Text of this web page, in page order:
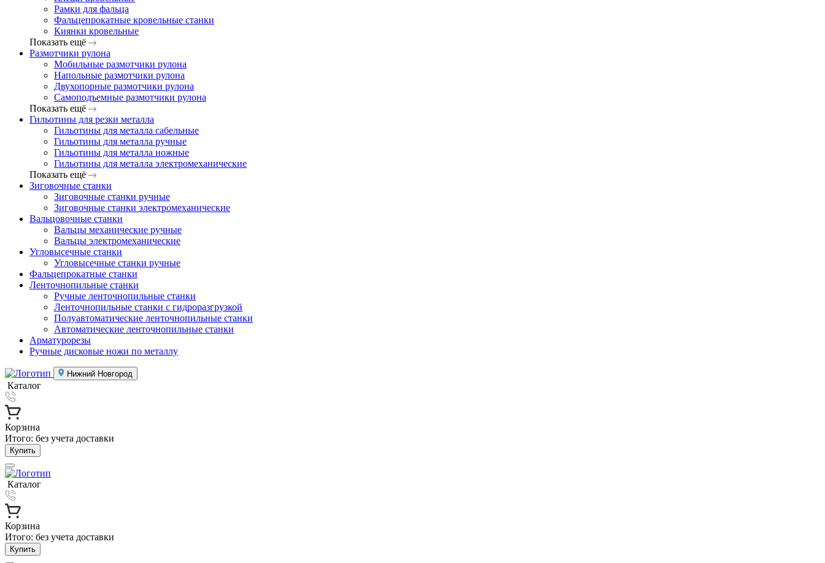
Рамки для фальца
Фальцепрокатные кровельные станки
Киянки кровельные
Показать ещё
Размотчики рулона
Мобильные размотчики рулона
Напольные размотчики рулона
Двухопорные размотчики рулона
Самоподъемные размотчики рулона
Показать ещё
Гильотины для резки металла
Гильотины для металла сабельные
Гильотины для металла ручные
Гильотины для металла ножные
Гильотины для металла электромеханические
Показать ещё
Зиговочные станки
Зиговочные станки ручные
Зиговочные станки электромеханические
Вальцовочные станки
Вальцы механические ручные
Вальцы электромеханические
Угловысечные станки
Угловысечные станки ручные
Фальцепрокатные станки
Ленточнопильные станки
Ручные ленточнопильные станки
Ленточнопильные станки с гидроразгрузкой
Полуавтоматические ленточнопильные станки
Автоматические ленточнопильные станки
Арматурорезы
Ручные дисковые ножи по металлу
Нижний Новгород
Каталог
Корзина
Итого: без учета доставки
Купить
Каталог
Корзина
Итого: без учета доставки
Купить